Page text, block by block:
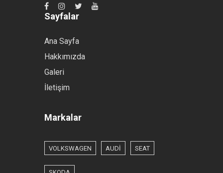
Sayfalar
Ana Sayfa
Hakkımızda
Galeri
İletişim
Markalar
VOLKSWAGEN AUDİ SEAT